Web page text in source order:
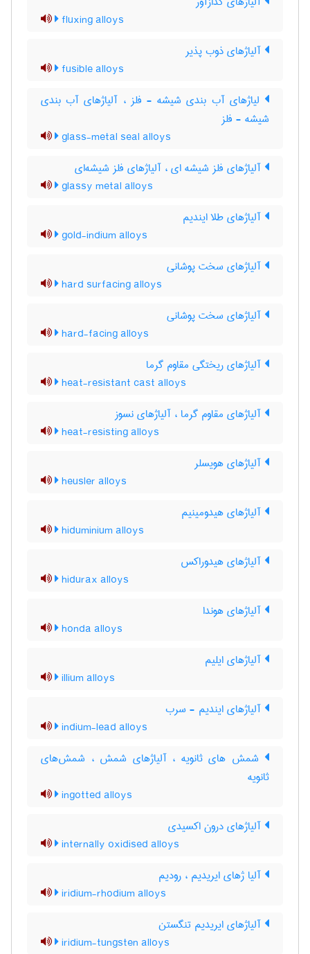
fluxing alloys
آلیاژهای ذوب پذیر
fusible alloys
لیاژهای آب بندی شیشه - فلز ، آلیاژهای آب بندی
شیشه - فلز
glass-metal seal alloys
آلیاژهای فلز شیشه ای ، آلیاژهای فلز شیشه‌ای
glassy metal alloys
آلیاژهای طلا ایندیم
gold-indium alloys
آلیاژهای سخت پوشانی
hard surfacing alloys
آلیاژهای سخت پوشانی
hard-facing alloys
آلیاژهای ریختگی مقاوم گرما
heat-resistant cast alloys
آلیاژهای مقاوم گرما ، آلیاژهای نسوز
heat-resisting alloys
آلیاژهای هویسلر
heusler alloys
آلیاژهای هیدومینیم
hiduminium alloys
آلیاژهای هیدوراکس
hidurax alloys
آلیاژهای هوندا
honda alloys
آلیاژهای ایلیم
illium alloys
آلیاژهای ایندیم - سرب
indium-lead alloys
شمش های ثانویه ، آلیاژهای شمش ، شمش‌های
ثانویه
ingotted alloys
آلیاژهای درون اکسیدی
internally oxidised alloys
آلیا ژهای ایریدیم ، رودیم
iridium-rhodium alloys
آلیاژهای ایریدیم تنگستن
iridium-tungsten alloys